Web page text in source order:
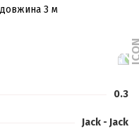
довжина 3 м
0.3
Jack - Jack